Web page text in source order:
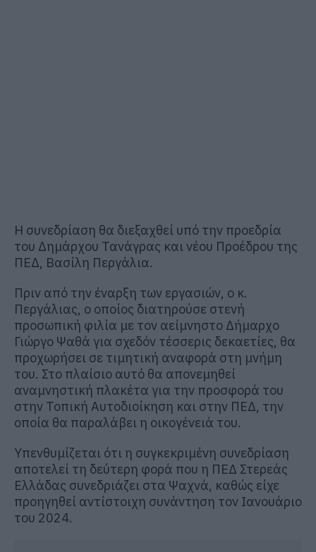
Η συνεδρίαση θα διεξαχθεί υπό την προεδρία
του Δημάρχου Τανάγρας και νέου Προέδρου της
ΠΕΔ, Βασίλη Περγάλια.
Πριν από την έναρξη των εργασιών, ο κ.
Περγάλιας, ο οποίος διατηρούσε στενή
προσωπική φιλία με τον αείμνηστο Δήμαρχο
Γιώργο Ψαθά για σχεδόν τέσσερις δεκαετίες, θα
προχωρήσει σε τιμητική αναφορά στη μνήμη
του. Στο πλαίσιο αυτό θα απονεμηθεί
αναμνηστική πλακέτα για την προσφορά του
στην Τοπική Αυτοδιοίκηση και στην ΠΕΔ, την
οποία θα παραλάβει η οικογένειά του.
Υπενθυμίζεται ότι η συγκεκριμένη συνεδρίαση
αποτελεί τη δεύτερη φορά που η ΠΕΔ Στερεάς
Ελλάδας συνεδριάζει στα Ψαχνά, καθώς είχε
προηγηθεί αντίστοιχη συνάντηση τον Ιανουάριο
του 2024.